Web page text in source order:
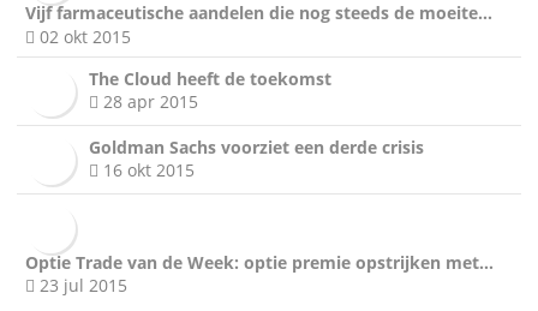
Vijf farmaceutische aandelen die nog steeds de moeite…
02 okt 2015
The Cloud heeft de toekomst
28 apr 2015
Goldman Sachs voorziet een derde crisis
16 okt 2015
Optie Trade van de Week: optie premie opstrijken met…
23 jul 2015